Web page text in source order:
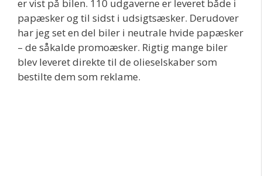
er vist på bilen. 110 udgaverne er leveret både i
papæsker og til sidst i udsigtsæsker. Derudover
har jeg set en del biler i neutrale hvide papæsker
– de såkalde promoæsker. Rigtig mange biler
blev leveret direkte til de olieselskaber som
bestilte dem som reklame.